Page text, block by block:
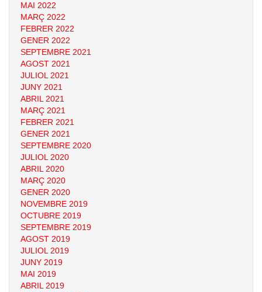
MAI 2022
MARÇ 2022
FEBRER 2022
GENER 2022
SEPTEMBRE 2021
AGOST 2021
JULIOL 2021
JUNY 2021
ABRIL 2021
MARÇ 2021
FEBRER 2021
GENER 2021
SEPTEMBRE 2020
JULIOL 2020
ABRIL 2020
MARÇ 2020
GENER 2020
NOVEMBRE 2019
OCTUBRE 2019
SEPTEMBRE 2019
AGOST 2019
JULIOL 2019
JUNY 2019
MAI 2019
ABRIL 2019